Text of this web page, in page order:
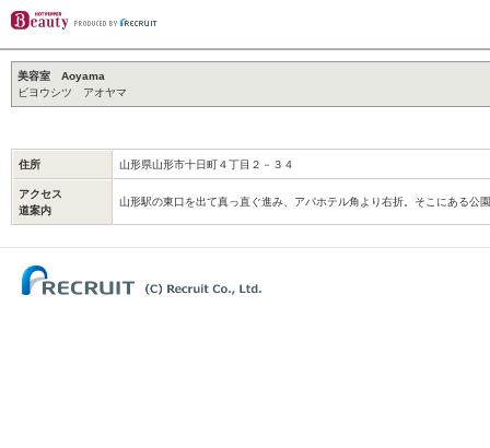
美容室 Aoyama
ビヨウシツ アオヤマ
住所 山形県山形市十日町４丁目２－３４
アクセス
道案内
山形駅の東口を出て真っ直ぐ進み、アパホテル角より右折。そこにある公